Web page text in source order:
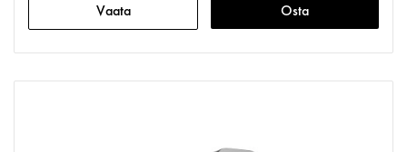
Vaata Osta